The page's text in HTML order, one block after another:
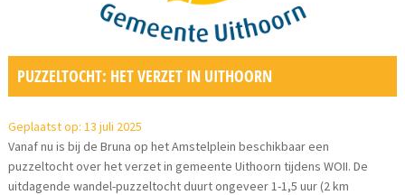
PUZZELTOCHT: HET VERZET IN UITHOORN
Geplaatst op: 13 juli 2025
Vanaf nu is bij de Bruna op het Amstelplein beschikbaar een
puzzeltocht over het verzet in gemeente Uithoorn tijdens WOII. De
uitdagende wandel-puzzeltocht duurt ongeveer 1-1,5 uur (2 km